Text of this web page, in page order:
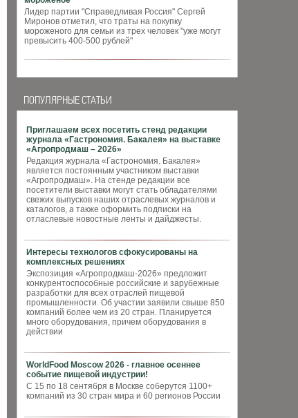
Лидер партии "Справедливая Россия" Сергей
Миронов отметил, что траты на покупку
мороженого для семьи из трех человек "уже могут
превысить 400-500 рублей"
ПОПУЛЯРНЫЕ СТАТЬИ
Приглашаем всех посетить стенд редакции
журнала «Гастрономия. Бакалея» на выставке
«Агропродмаш – 2026»
Редакция журнала «Гастрономия. Бакалея»
является постоянным участником выставки
«Агропродмаш». На стенде редакции все
посетители выставки могут стать обладателями
свежих выпусков наших отраслевых журналов и
каталогов, а также оформить подписки на
отласлевые новостные ленты и дайджесты.
Интересы технологов сфокусированы на
комплексных решениях
Экспозиция «Агропродмаш-2026» предложит
конкурентоспособные российские и зарубежные
разработки для всех отраслей пищевой
промышленности. Об участии заявили свыше 850
компаний более чем из 20 стран. Планируется
много оборудования, причем оборудования в
действии
WorldFood Moscow 2026 - главное осеннее
событие пищевой индустрии!
С 15 по 18 сентября в Москве соберутся 1100+
компаний из 30 стран мира и 60 регионов России